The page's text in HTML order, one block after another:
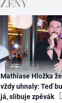
Mathiase Hložka
vždy uhnaly: Teď
já, slibuje zpěvák